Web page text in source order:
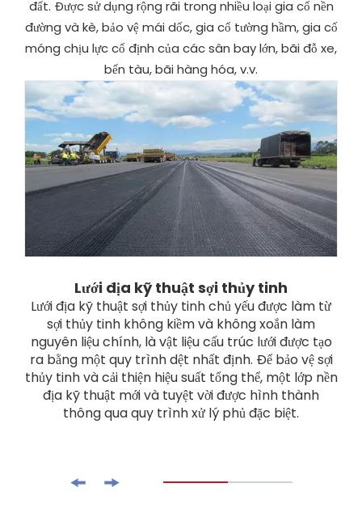
đất. Được sử dụng rộng rãi trong nhiều loại gia cố nền
đường và kè, bảo vệ mái dốc, gia cố tường hầm, gia cố
móng chịu lực cố định của các sân bay lớn, bãi đỗ xe,
bến tàu, bãi hàng hóa, v.v.
Lưới địa kỹ thuật sợi thủy tinh
Lưới địa kỹ thuật sợi thủy tinh chủ yếu được làm từ
sợi thủy tinh không kiềm và không xoắn làm
nguyên liệu chính, là vật liệu cấu trúc lưới được tạo
ra bằng một quy trình dệt nhất định. Để bảo vệ sợi
thủy tinh và cải thiện hiệu suất tổng thể, một lớp nền
địa kỹ thuật mới và tuyệt vời được hình thành
thông qua quy trình xử lý phủ đặc biệt.